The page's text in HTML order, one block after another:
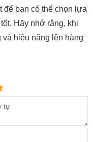
để bạn có thể chọn lựa
Hãy nhớ rằng, khi
hiệu năng lên hàng